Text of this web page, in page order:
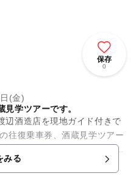
保存
0
(金)
学ツアーです。
辺酒造店を現地ガイド付きで
往復乗車券、酒蔵見学ツアー
さやり体験付き（10月上旬ま
みる